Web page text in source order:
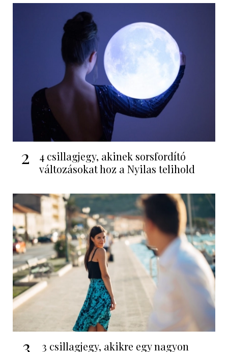
2
4 csillagjegy, akinek sorsfordító
változásokat hoz a Nyilas telihold
3
3 csillagjegy, akikre egy nagyon